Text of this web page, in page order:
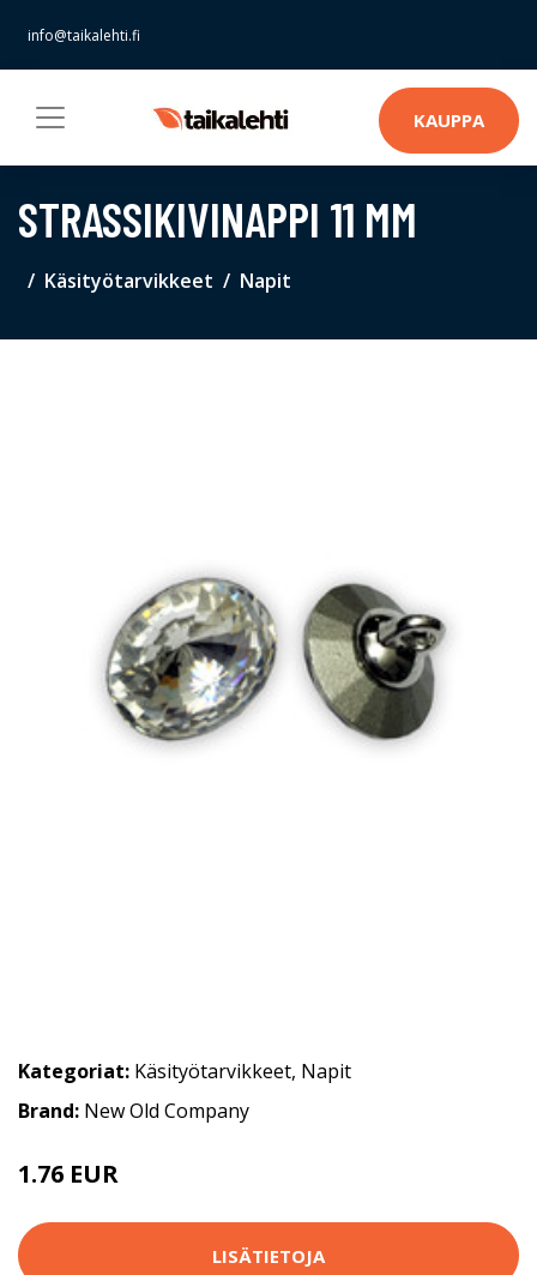
info@taikalehti.fi
KAUPPA
STRASSIKIVINAPPI 11 MM
Käsityötarvikkeet Napit
Kategoriat: Käsityötarvikkeet, Napit
Brand: New Old Company
1.76 EUR
LISÄTIETOJA